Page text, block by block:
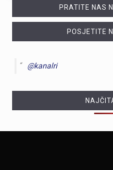
PRATITE NAS
POSJETITE
@kanalri